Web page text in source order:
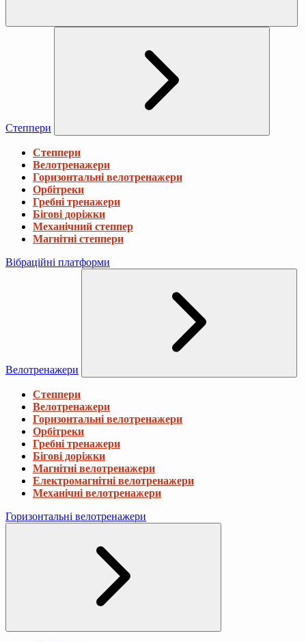
Степпери
Степпери
Велотренажери
Горизонтальні велотренажери
Орбітреки
Гребні тренажери
Бігові доріжки
Механічний степпер
Магнітні степпери
Вібраційні платформи
Велотренажери
Степпери
Велотренажери
Горизонтальні велотренажери
Орбітреки
Гребні тренажери
Бігові доріжки
Магнітні велотренажери
Електромагнітні велотренажери
Механічні велотренажери
Горизонтальні велотренажери